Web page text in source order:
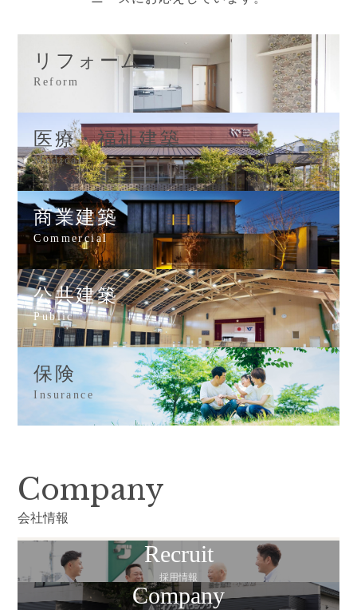
リフォーム
Reform
医療・福祉建築
Medical
商業建築
Commercial
公共建築
Public
保険
Insurance
Company
会社情報
Recruit
採用情報
Company